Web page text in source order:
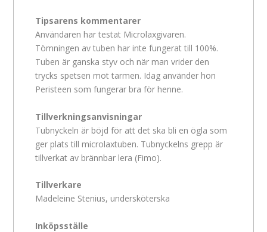
Tipsarens kommentarer
Användaren har testat Microlaxgivaren.
Tömningen av tuben har inte fungerat till 100%.
Tuben är ganska styv och när man vrider den
trycks spetsen mot tarmen. Idag använder hon
Peristeen som fungerar bra för henne.
Tillverkningsanvisningar
Tubnyckeln är böjd för att det ska bli en ögla som
ger plats till microlaxtuben. Tubnyckelns grepp är
tillverkat av brännbar lera (Fimo).
Tillverkare
Madeleine Stenius, undersköterska
Inköpsställe